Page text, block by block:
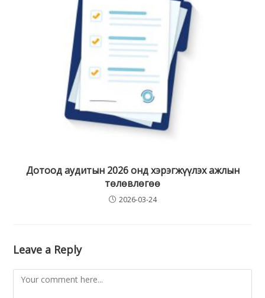
Дотоод аудитын 2026 онд хэрэгжүүлэх ажлын
төлөвлөгөө
2026-03-24
Leave a Reply